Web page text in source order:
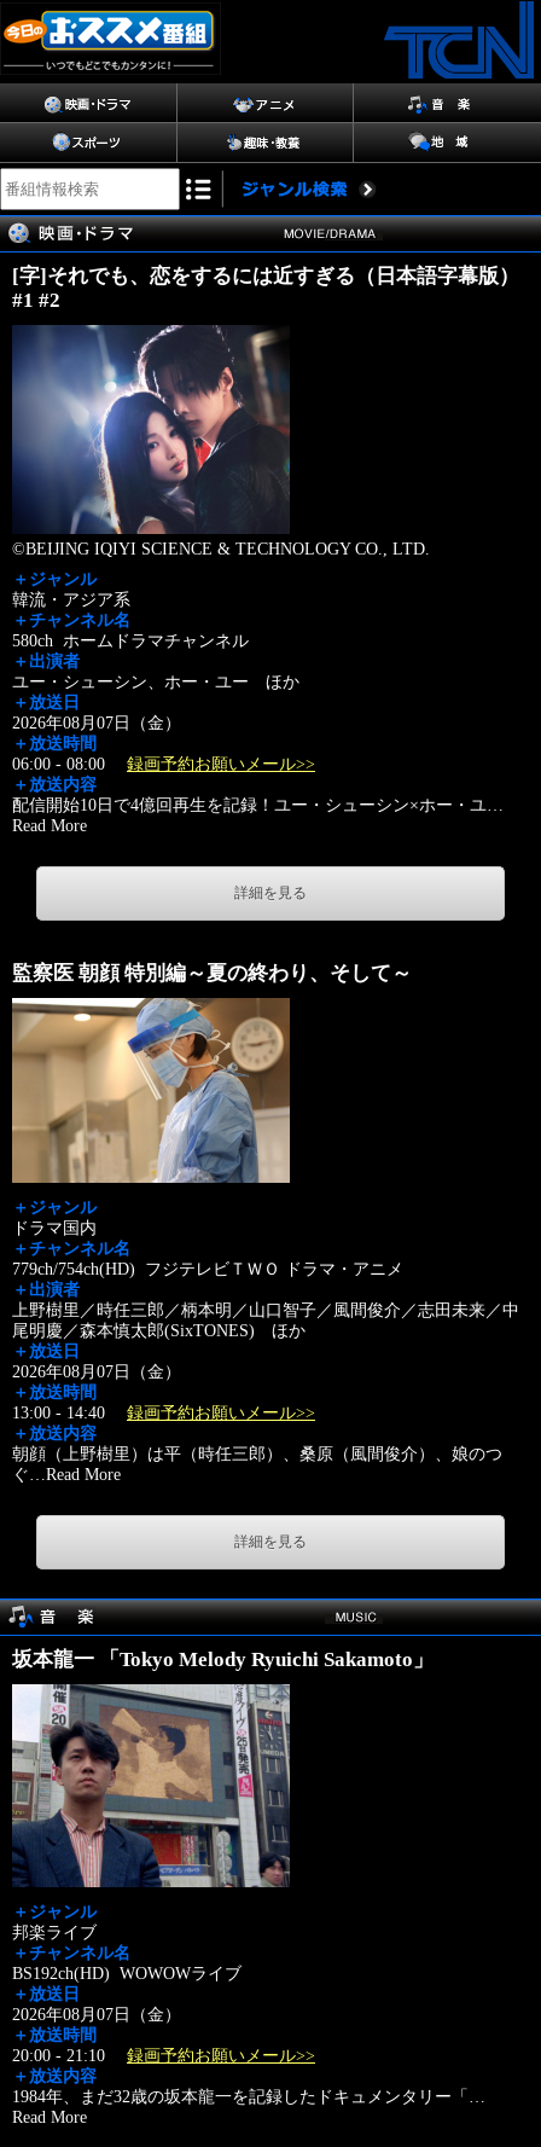
[字]それでも、恋をするには近すぎる（日本語字幕版）
#1 #2
©BEIJING IQIYI SCIENCE & TECHNOLOGY CO., LTD.
＋ジャンル
韓流・アジア系
＋チャンネル名
580ch ホームドラマチャンネル
＋出演者
ユー・シューシン、ホー・ユー ほか
＋放送日
2026年08月07日（金）
＋放送時間
06:00 - 08:00 録画予約お願いメール>>
＋放送内容
配信開始10日で4億回再生を記録！ユー・シューシン×ホー・ユ…
Read More
詳細を見る
監察医 朝顔 特別編～夏の終わり、そして～
＋ジャンル
ドラマ国内
＋チャンネル名
779ch/754ch(HD) フジテレビＴＷＯ ドラマ・アニメ
＋出演者
上野樹里／時任三郎／柄本明／山口智子／風間俊介／志田未来／中
尾明慶／森本慎太郎(SixTONES) ほか
＋放送日
2026年08月07日（金）
＋放送時間
13:00 - 14:40 録画予約お願いメール>>
＋放送内容
朝顔（上野樹里）は平（時任三郎）、桑原（風間俊介）、娘のつ
ぐ…Read More
詳細を見る
坂本龍一 「Tokyo Melody Ryuichi Sakamoto」
＋ジャンル
邦楽ライブ
＋チャンネル名
BS192ch(HD) WOWOWライブ
＋放送日
2026年08月07日（金）
＋放送時間
20:00 - 21:10 録画予約お願いメール>>
＋放送内容
1984年、まだ32歳の坂本龍一を記録したドキュメンタリー「 …
Read More